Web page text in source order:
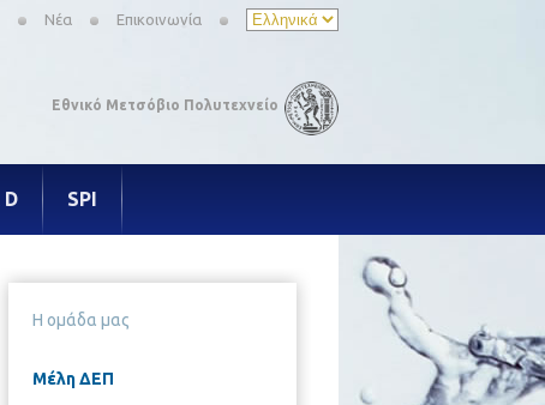
Νέα Επικοινωνία
Εθνικό Μετσόβιο Πολυτεχνείο
D SPI
Η ομάδα μας
Μέλη ΔΕΠ